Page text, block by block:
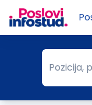
Pozicija,
Pozicija,